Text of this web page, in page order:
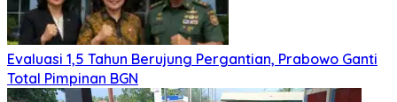
Evaluasi 1,5 Tahun Berujung Pergantian, Prabowo Ganti
Total Pimpinan BGN